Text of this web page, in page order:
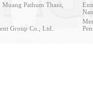
Pathum Thani,
Group Co., Ltd.